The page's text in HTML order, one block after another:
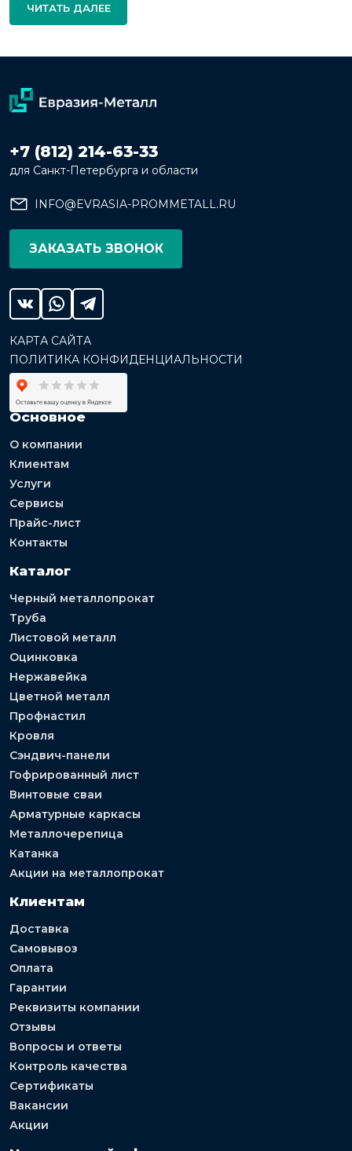
ЧИТАТЬ ДАЛЕЕ
+7 (812) 214-63-33
для Санкт-Петербурга и области
INFO@EVRASIA-PROMMETALL.RU
ЗАКАЗАТЬ ЗВОНОК
КАРТА САЙТА
ПОЛИТИКА КОНФИДЕНЦИАЛЬНОСТИ
Основное
О компании
Клиентам
Услуги
Сервисы
Прайс-лист
Контакты
Каталог
Черный металлопрокат
Труба
Листовой металл
Оцинковка
Нержавейка
Цветной металл
Профнастил
Кровля
Сэндвич-панели
Гофрированный лист
Винтовые сваи
Арматурные каркасы
Металлочерепица
Катанка
Акции на металлопрокат
Клиентам
Доставка
Самовывоз
Оплата
Гарантии
Реквизиты компании
Отзывы
Вопросы и ответы
Контроль качества
Сертификаты
Вакансии
Акции